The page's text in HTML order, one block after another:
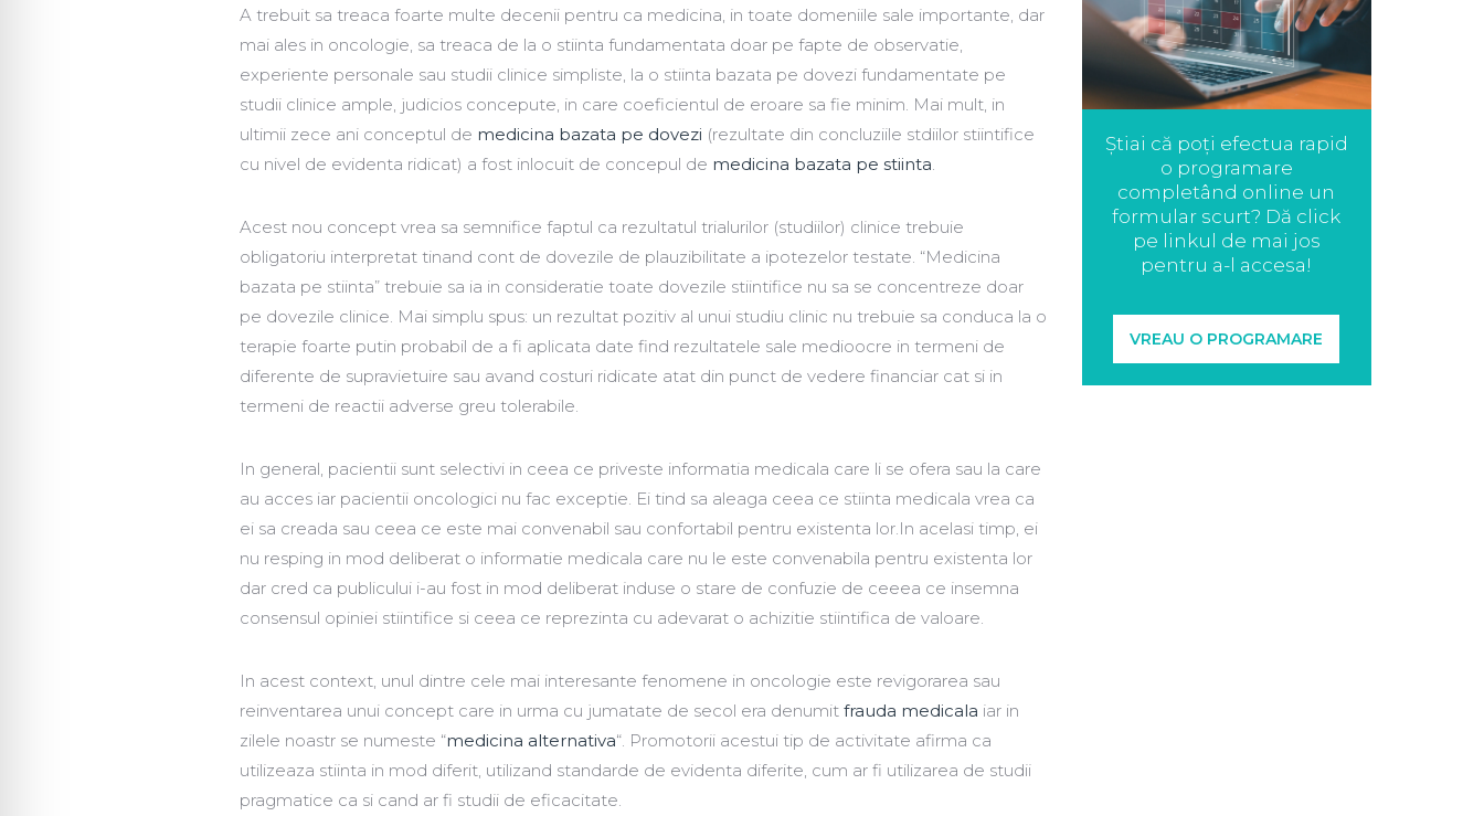
A trebuit sa treaca foarte multe decenii pentru ca medicina, in toate domeniile sale importante, dar
mai ales in oncologie, sa treaca de la o stiinta fundamentata doar pe fapte de observatie,
experiente personale sau studii clinice simpliste, la o stiinta bazata pe dovezi fundamentate pe
studii clinice ample, judicios concepute, in care coeficientul de eroare sa fie minim. Mai mult, in
ultimii zece ani conceptul de medicina bazata pe dovezi (rezultate din concluziile stdiilor stiintifice
cu nivel de evidenta ridicat) a fost inlocuit de concepul de medicina bazata pe stiinta.
Acest nou concept vrea sa semnifice faptul ca rezultatul trialurilor (studiilor) clinice trebuie
obligatoriu interpretat tinand cont de dovezile de plauzibilitate a ipotezelor testate. “Medicina
bazata pe stiinta” trebuie sa ia in consideratie toate dovezile stiintifice nu sa se concentreze doar
pe dovezile clinice. Mai simplu spus: un rezultat pozitiv al unui studiu clinic nu trebuie sa conduca la o
terapie foarte putin probabil de a fi aplicata date find rezultatele sale medioocre in termeni de
diferente de supravietuire sau avand costuri ridicate atat din punct de vedere financiar cat si in
termeni de reactii adverse greu tolerabile.
In general, pacientii sunt selectivi in ceea ce priveste informatia medicala care li se ofera sau la care
au acces iar pacientii oncologici nu fac exceptie. Ei tind sa aleaga ceea ce stiinta medicala vrea ca
ei sa creada sau ceea ce este mai convenabil sau confortabil pentru existenta lor.In acelasi timp, ei
nu resping in mod deliberat o informatie medicala care nu le este convenabila pentru existenta lor
dar cred ca publicului i-au fost in mod deliberat induse o stare de confuzie de ceeea ce insemna
consensul opiniei stiintifice si ceea ce reprezinta cu adevarat o achizitie stiintifica de valoare.
In acest context, unul dintre cele mai interesante fenomene in oncologie este revigorarea sau
reinventarea unui concept care in urma cu jumatate de secol era denumit frauda medicala iar in
zilele noastr se numeste “medicina alternativa“. Promotorii acestui tip de activitate afirma ca
utilizeaza stiinta in mod diferit, utilizand standarde de evidenta diferite, cum ar fi utilizarea de studii
pragmatice ca si cand ar fi studii de eficacitate.
Știai că poți efectua rapid
o programare
completând online un
formular scurt? Dă click
pe linkul de mai jos
pentru a-l accesa!
VREAU O PROGRAMARE